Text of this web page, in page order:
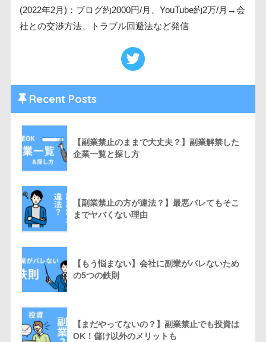
(2022年2月)：ブログ約2000円/月、YouTube約2万/月→会
社との交渉方法、トラブル回避法など発信
Recent Posts
【副業禁止のままで大丈夫？】副業解禁した
企業一覧と探し方
【副業禁止の方が違法？】最悪バレてもそこ
までヤバくない理由
【もう悩まない】会社に副業がバレないため
の5つの鉄則
【まだやってないの？】副業禁止でも投資は
OK！儲け以外のメリットも